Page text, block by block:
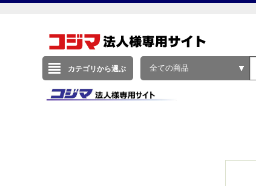
カテゴリから選ぶ 全ての商品